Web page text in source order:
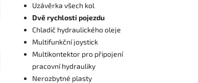
Uzávěrka všech kol
Dvě rychlosti pojezdu
Chladič hydraulického oleje
Multifunkční joystick
Multikontektor pro připojení
pracovní hydrauliky
Nerozbytné plasty